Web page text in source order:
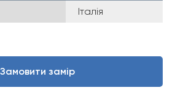
Італія
Замовити замір